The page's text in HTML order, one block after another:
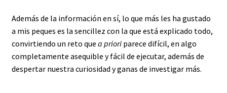
Además de la información en sí, lo que más les ha gustado
a mis peques es la sencillez con la que está explicado todo,
convirtiendo un reto que a prioriparece difícil, en algo
completamente asequible y fácil de ejecutar, además de
despertar nuestra curiosidad y ganas de investigar más.